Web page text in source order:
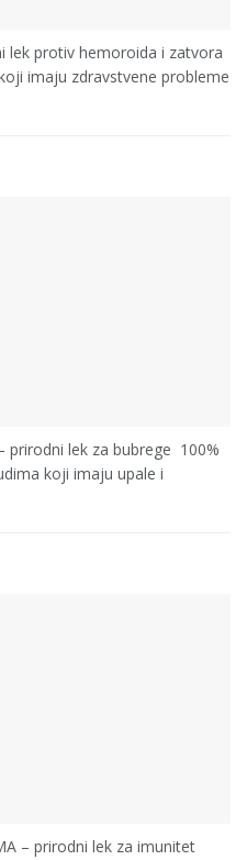
lek protiv hemoroida i zatvora
imaju zdravstvene probleme
prirodni lek za bubrege 100%
koji imaju upale i
– prirodni lek za imunitet